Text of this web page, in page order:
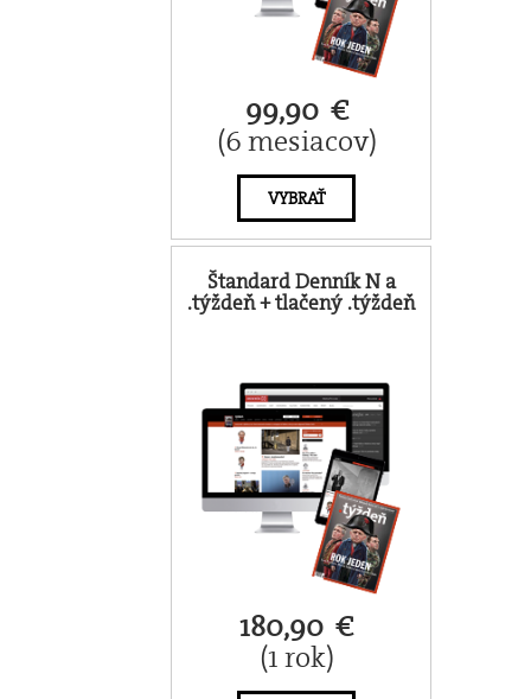
99,90 €
(6 mesiacov)
VYBRAŤ
Štandard Denník N a
.týždeň + tlačený .týždeň
180,90 €
(1 rok)